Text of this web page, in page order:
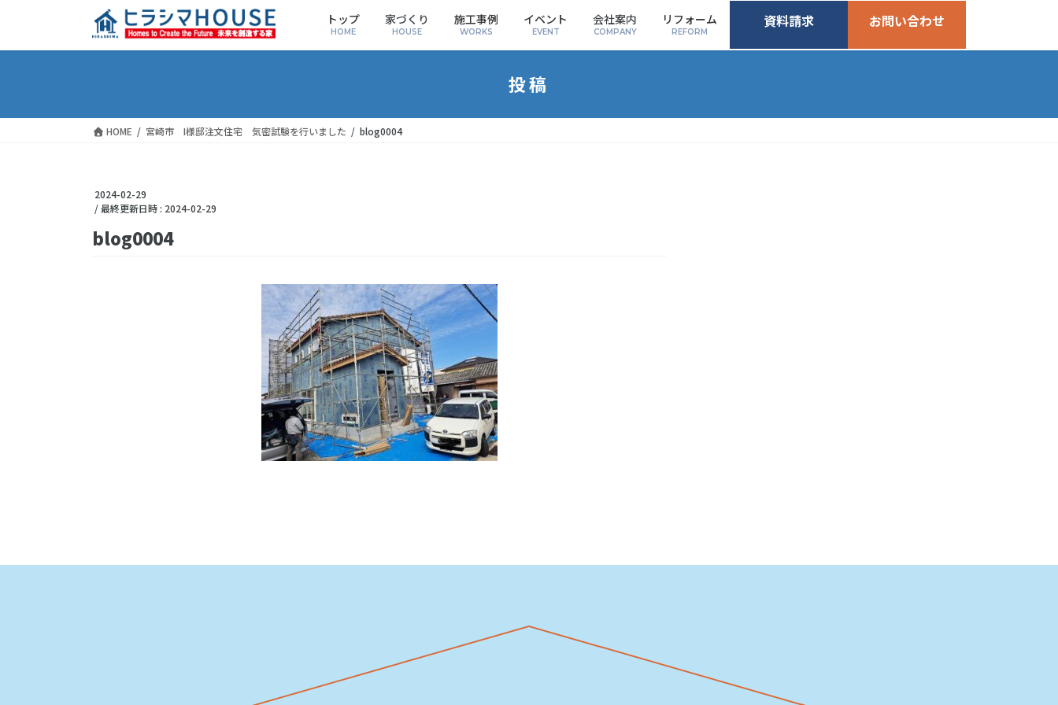
トップ
HOME
家づくり
HOUSE
施工事例
WORKS
イベント
EVENT
会社案内
COMPANY
リフォーム
REFORM
資料請求 お問い合わせ
投稿
HOME 宮崎市 I様邸注文住宅 気密試験を行いました blog0004
2024-02-29
/ 最終更新日時 : 2024-02-29
blog0004